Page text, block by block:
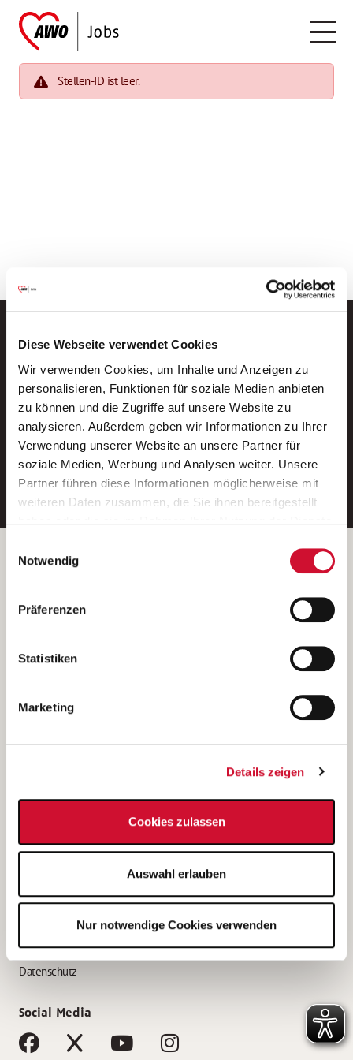
Diese Webseite verwendet Cookies
Wir verwenden Cookies, um Inhalte und Anzeigen zu
personalisieren, Funktionen für soziale Medien anbieten
zu können und die Zugriffe auf unsere Website zu
analysieren. Außerdem geben wir Informationen zu Ihrer
Verwendung unserer Website an unsere Partner für
soziale Medien, Werbung und Analysen weiter. Unsere
Partner führen diese Informationen möglicherweise mit
weiteren Daten zusammen, die Sie ihnen bereitgestellt
Wenn Sie auf „Cookies zulassen“ klicken, so stimmen
Sie der Speicherung sämtlicher Cookies zu. Sie können
Ihre Einwilligung selbstverständlich jederzeit widerrufen,
indem Sie die Cookie-Einstellungen aufrufen und diese
unsererDatenschutzerklärung
Notwendig
Präferenzen
Statistiken
Marketing
Details zeigen
Cookies zulassen
Auswahl erlauben
Nur notwendige Cookies verwenden
Stellen-ID ist leer.
Neue Stellen per E-Mail.
Ein kostenloser Service von AWO
Jobs.
E-Mail-Adresse eintragen
Betreiber der Webseite
Kantstraße 45a
(Ein Tochterunternehmen des AWO Bezirksverbandes Unterfranken
e.V.)
Bewerbung als Altenpflegehelfer*in
Bewerbung als Erzieher*in
AWO Gliederungen nach Bundesland
Impressum
Datenschutz
Social Media